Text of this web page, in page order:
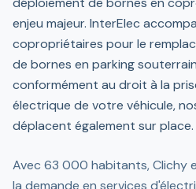
enjeu majeur. InterElec
copropriétaires pour le
de bornes en parking
conformément au droit à la
électrique de votre véhicule,
déplacent également sur place.
Avec 63 000 habitants, Clichy
la demande en services